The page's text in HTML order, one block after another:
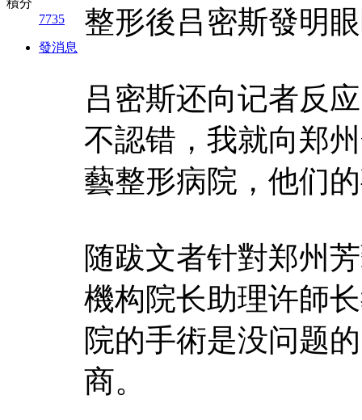
7735
發消息
整形後吕密斯發明
吕密斯还向记者反
不認错，我就向郑
藝整形病院，他们
随跋文者针對郑州
機构院长助理许師
院的手術是没问题
商。